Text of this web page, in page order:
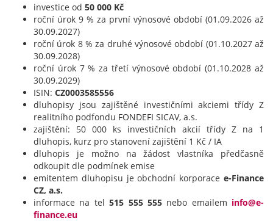
investice od 50 000 Kč
roční úrok 9 % za první výnosové období (01.09.2026 až
30.09.2027)
roční úrok 8 % za druhé výnosové období (01.10.2027 až
30.09.2028)
roční úrok 7 % za třetí výnosové období (01.10.2028 až
30.09.2029)
ISIN: CZ0003585556
dluhopisy jsou zajištěné investičními akciemi třídy Z
realitního podfondu FONDEFI SICAV, a.s.
zajištění: 50 000 ks investičních akcií třídy Z na 1
dluhopis, kurz pro stanovení zajištění 1 Kč / IA
dluhopis je možno na žádost vlastníka předčasně
odkoupit dle podmínek emise
emitentem dluhopisu je obchodní korporace e-Finance
CZ, a.s.
informace na tel515 555 555nebo emailem info@e-
finance.eu